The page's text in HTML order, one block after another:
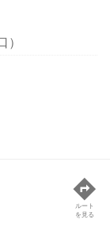
ルート
を見る